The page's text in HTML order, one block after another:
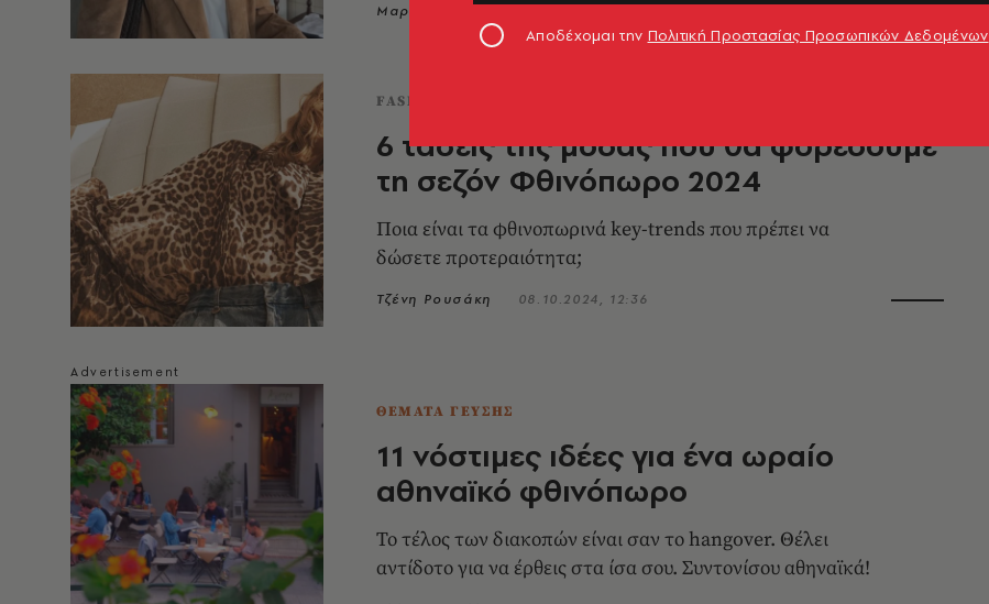
Μαρίνα Ανδριωτάκη
FASHION
6 τάσεις της μόδας που θα φορέσουμε
τη σεζόν Φθινόπωρο 2024
Ποια είναι τα φθινοπωρινά key-trends που πρέπει να
δώσετε προτεραιότητα;
Τζένη Ρουσάκη 08.10.2024, 12:36
ΘΕΜΑΤΑ ΓΕΥΣΗΣ
11 νόστιμες ιδέες για ένα ωραίο
αθηναϊκό φθινόπωρο
Το τέλος των διακοπών είναι σαν το hangover. Θέλει
αντίδοτο για να έρθεις στα ίσα σου. Συντονίσου αθηναϊκά!
Αποδέχομαι την Πολιτική Προστασίας Προσωπικών Δεδομένων